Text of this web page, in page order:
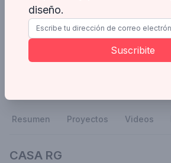
IMF INÉS MARTINEZ
Enviar
Resumen Proyectos Videos
CASA RG
diseño.
Suscribite